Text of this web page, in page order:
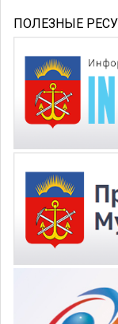
ПОЛЕЗНЫЕ